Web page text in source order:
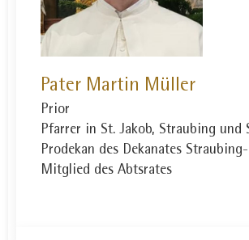
Pater Martin Müller
Prior
Pfarrer in St. Jakob, Straubing und
Prodekan des Dekanates
Mitglied des Abtsrates